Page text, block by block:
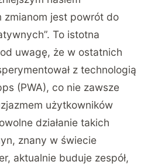
jest powrót do
To istotna
uwagę, że w ostatnich
z technologią
(PWA), co nie zawsze
użytkowników
działanie takich
, znany w świecie
aktualnie buduje zespół,